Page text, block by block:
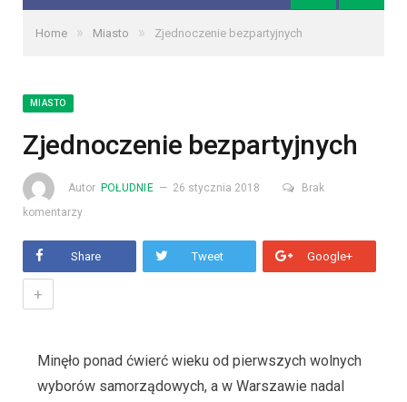
Home » Miasto » Zjednoczenie bezpartyjnych
MIASTO
Zjednoczenie bezpartyjnych
Autor POŁUDNIE 26 stycznia 2018
Brak
komentarzy
Share Tweet Google+
+
Minęło ponad ćwierć wieku od pierwszych wolnych
wyborów samorządowych, a w Warszawie nadal